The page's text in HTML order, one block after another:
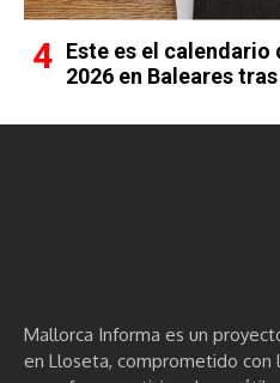
Este es el
2026 en Baleares
Mallorca Informa es un
en Lloseta, comprometido con